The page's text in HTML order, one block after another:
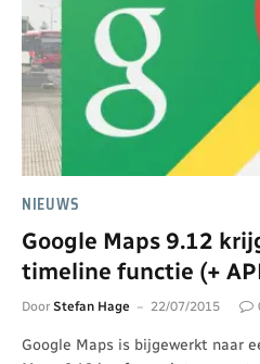
NIEUWS
Google Maps 9.12
timeline functie (+
Door Stefan Hage 22/07/2015
Google Maps is bijgewerkt naar